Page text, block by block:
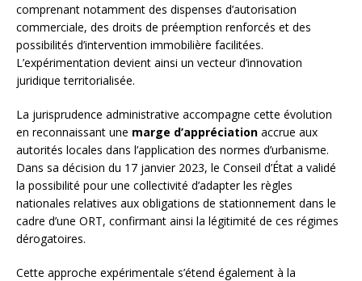
comprenant notamment des dispenses d’autorisation
commerciale, des droits de préemption renforcés et des
possibilités d’intervention immobilière facilitées.
L’expérimentation devient ainsi un vecteur d’innovation
juridique territorialisée.
La jurisprudence administrative accompagne cette évolution
en reconnaissant une marge d’appréciation accrue aux
autorités locales dans l’application des normes d’urbanisme.
Dans sa décision du 17 janvier 2023, le Conseil d’État a validé
la possibilité pour une collectivité d’adapter les règles
nationales relatives aux obligations de stationnement dans le
cadre d’une ORT, confirmant ainsi la légitimité de ces régimes
dérogatoires.
Cette approche expérimentale s’étend également à la